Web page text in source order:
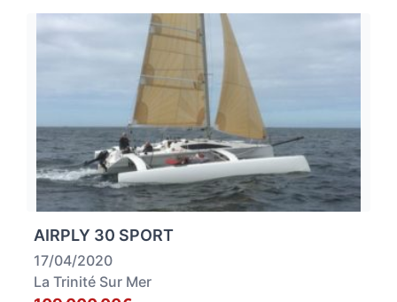
AIRPLY 30 SPORT
17/04/2020
La Trinité Sur Mer